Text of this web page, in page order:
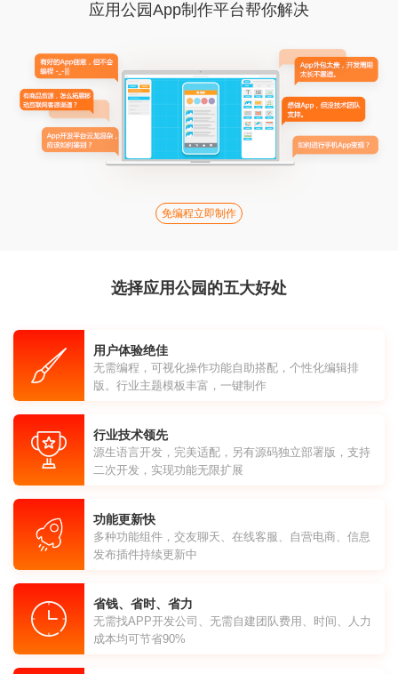
应用公园App制作平台帮你解决
免编程立即制作
选择应用公园的五大好处
用户体验绝佳
无需编程，可视化操作功能自助搭配，个性化编辑排
版。行业主题模板丰富，一键制作
行业技术领先
源生语言开发，完美适配，另有源码独立部署版，支持
二次开发，实现功能无限扩展
功能更新快
多种功能组件，交友聊天、在线客服、自营电商、信息
发布插件持续更新中
省钱、省时、省力
无需找APP开发公司、无需自建团队费用、时间、人力
成本均可节省90%